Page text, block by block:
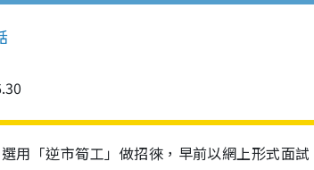
用「逆市筍工」做招徠，早前以網上形式面